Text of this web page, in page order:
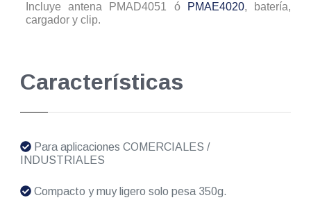
Incluye antena PMAD4051 ó PMAE4020, batería,
cargador y clip.
Características
Para aplicaciones COMERCIALES /
INDUSTRIALES
Compacto y muy ligero solo pesa 350g.